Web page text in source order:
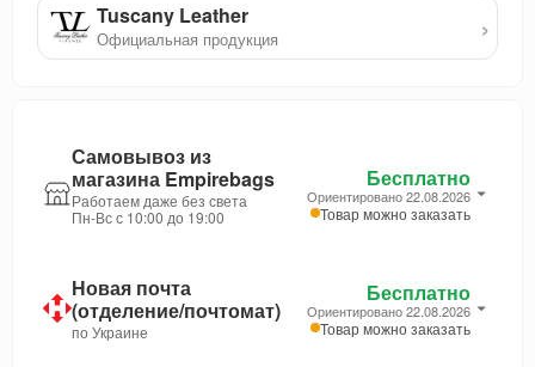
Tuscany Leather
Официальная продукция ›
Самовывоз из
магазина Empirebags
Работаем даже без света
Пн-Вс с 10:00 до 19:00
Бесплатно
Ориентировано 22.08.2026
Товар можно заказать
Новая почта
(отделение/почтомат)
по Украине
Бесплатно
Ориентировано 22.08.2026
Товар можно заказать